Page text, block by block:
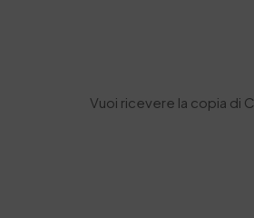
Vuoi ricevere la copia di